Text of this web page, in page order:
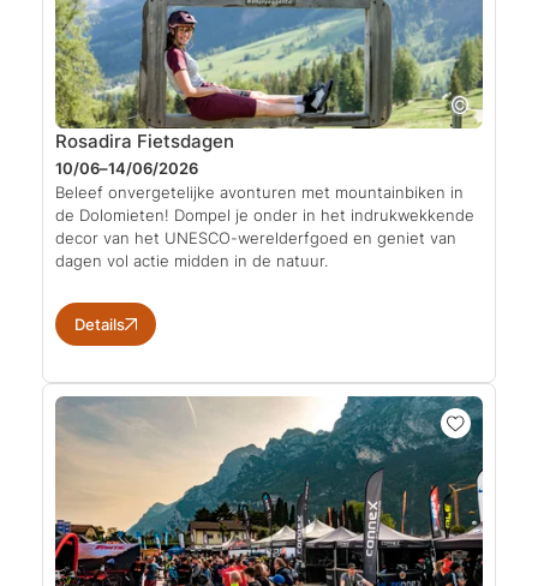
Rosadira Fietsdagen
10/06–14/06/2026
Beleef onvergetelijke avonturen met mountainbiken in
de Dolomieten! Dompel je onder in het indrukwekkende
decor van het UNESCO-werelderfgoed en geniet van
dagen vol actie midden in de natuur.
Details